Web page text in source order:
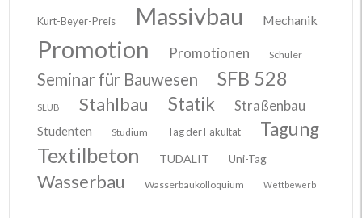
Kurt-Beyer-Preis Massivbau Mechanik
Promotion Promotionen Schüler
Seminar für Bauwesen SFB 528
SLUB Stahlbau Statik Straßenbau
Studenten Studium Tag der Fakultät Tagung
Textilbeton TUDALIT Uni-Tag
Wasserbau Wasserbaukolloquium Wettbewerb